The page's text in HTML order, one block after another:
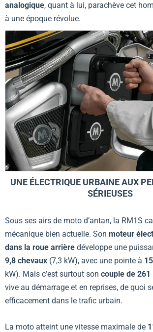
analogique, quant à lui, parachève cet
à une époque révolue.
UNE ÉLECTRIQUE URBAINE AUX
SÉRIEUSES
Sous ses airs de moto d’antan, la RM1S
mécanique bien actuelle. Son moteur
dans la roue arrière développe une
9,8 chevaux (7,3 kW), avec une pointe à
kW). Mais c’est surtout son couple de 261
vive au démarrage et en reprises, de quoi
efficacement dans le trafic urbain.
La moto atteint une vitesse maximale de